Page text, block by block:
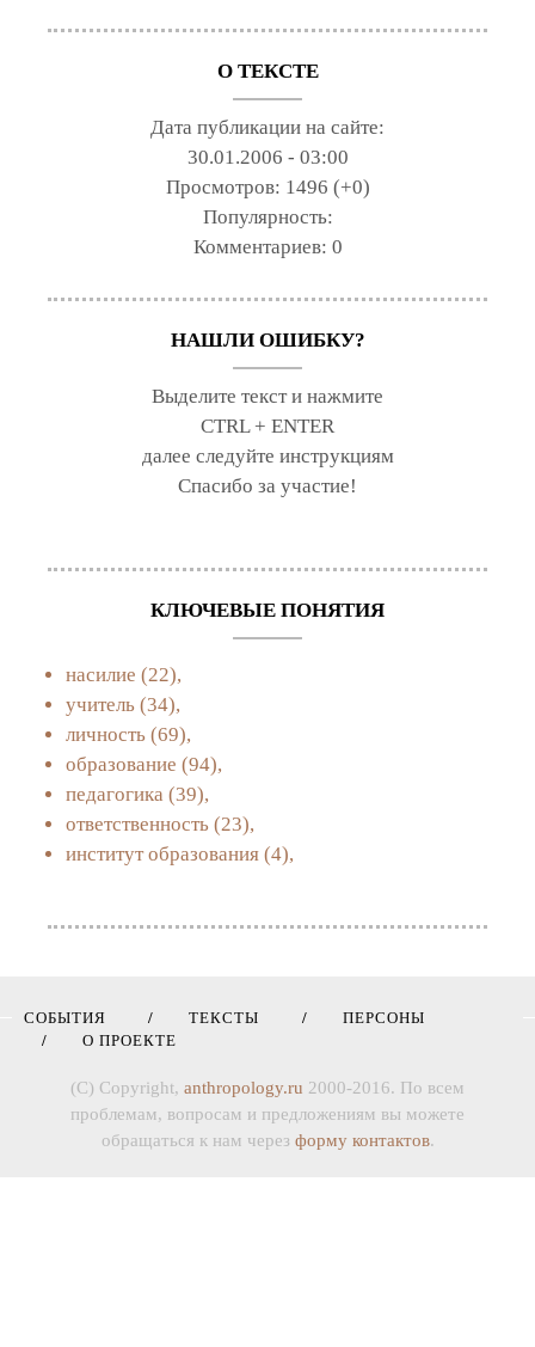
О ТЕКСТЕ
Дата публикации на сайте:
30.01.2006 - 03:00
Просмотров: 1496 (+0)
Популярность:
Комментариев: 0
НАШЛИ ОШИБКУ?
Выделите текст и нажмите
CTRL + ENTER
далее следуйте инструкциям
Спасибо за участие!
КЛЮЧЕВЫЕ ПОНЯТИЯ
насилие (22),
учитель (34),
личность (69),
образование (94),
педагогика (39),
ответственность (23),
институт образования (4),
СОБЫТИЯ ТЕКСТЫ
ПЕРСОНЫ
О ПРОЕКТЕ
(C) Copyright, anthropology.ru 2000-2016. По всем
проблемам, вопросам и предложениям вы можете
обращаться к нам через форму контактов.